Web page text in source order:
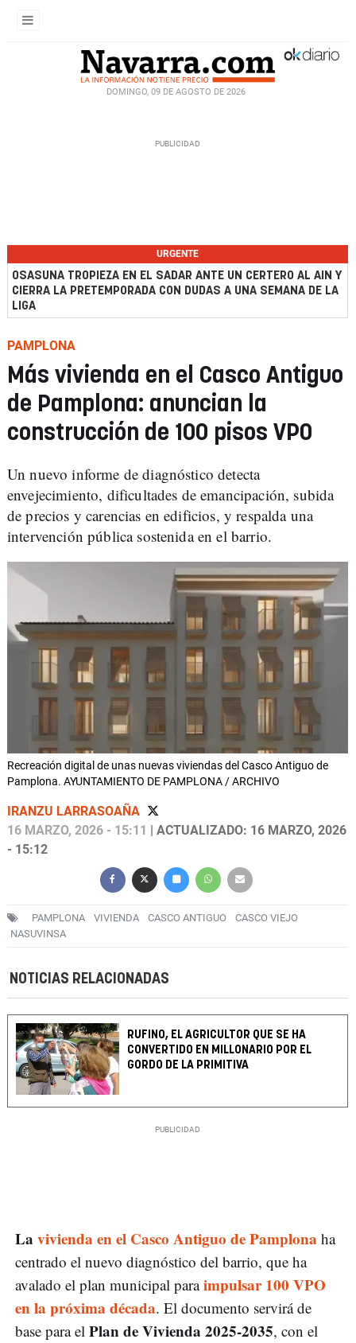
DOMINGO, 09 DE AGOSTO DE 2026
URGENTE
OSASUNA TROPIEZA EN EL SADAR ANTE UN CERTERO AL AIN Y
CIERRA LA PRETEMPORADA CON DUDAS A UNA SEMANA DE LA
LIGA
PAMPLONA
Más vivienda en el Casco Antiguo
de Pamplona: anuncian la
construcción de 100 pisos VPO
Un nuevo informe de diagnóstico detecta
envejecimiento, dificultades de emancipación, subida
de precios y carencias en edificios, y respalda una
intervención pública sostenida en el barrio.
Recreación digital de unas nuevas viviendas del Casco Antiguo de
Pamplona. AYUNTAMIENTO DE PAMPLONA / ARCHIVO
IRANZU LARRASOAÑA
16 MARZO, 2026 - 15:11
| ACTUALIZADO: 16 MARZO, 2026
- 15:12
PAMPLONA VIVIENDA CASCO ANTIGUO
CASCO VIEJO
NASUVINSA
NOTICIAS RELACIONADAS
RUFINO, EL AGRICULTOR QUE SE HA
CONVERTIDO EN MILLONARIO POR EL
GORDO DE LA PRIMITIVA
La vivienda en el Casco Antiguo de Pamplona ha
centrado el nuevo diagnóstico del barrio, que ha
avalado el plan municipal paraimpulsar 100 VPO
en la próxima década. El documento servirá de
base para el Plan de Vivienda 2025-2035, con el